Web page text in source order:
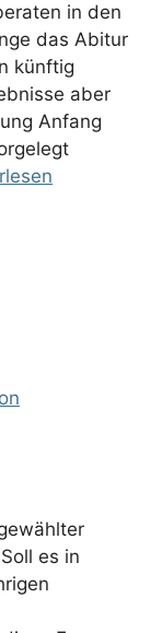
in den
das Abitur
künftig
aber
Anfang
es in